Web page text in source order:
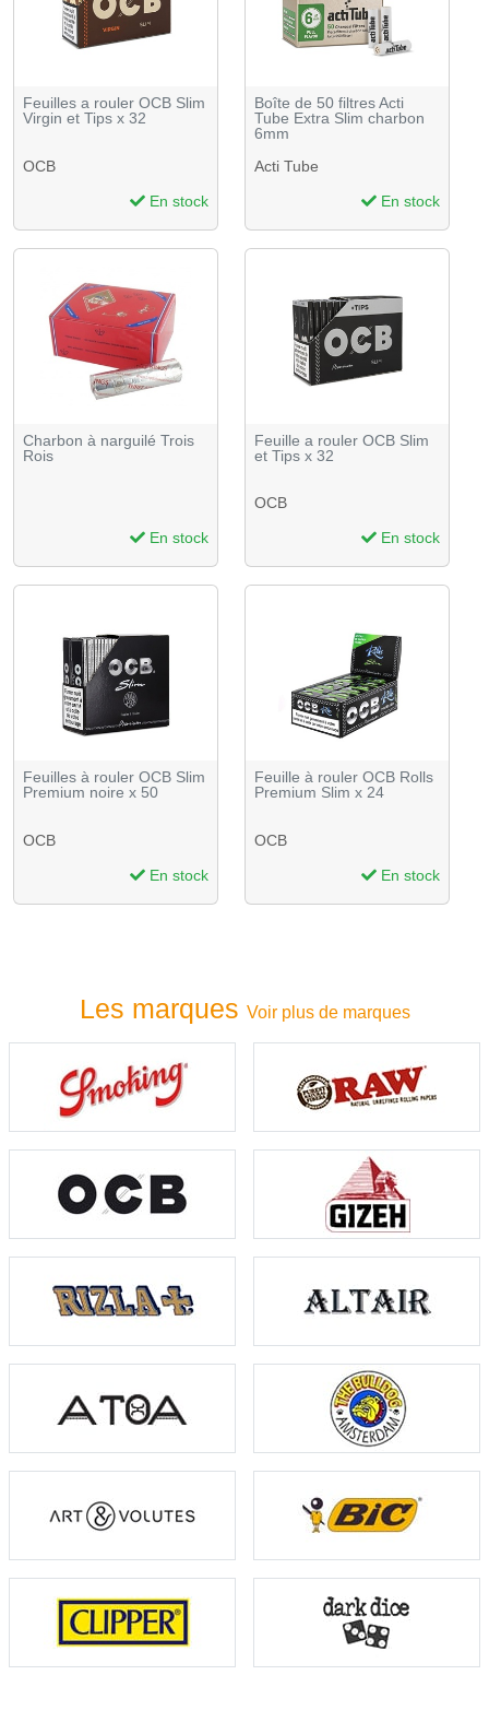
Feuilles a rouler OCB Slim
Virgin et Tips x 32
OCB
En stock
Boîte de 50 filtres Acti
Tube Extra Slim charbon
6mm
Acti Tube
En stock
Charbon à narguilé Trois
Rois
En stock
Feuille a rouler OCB Slim
et Tips x 32
OCB
En stock
Feuilles à rouler OCB Slim
Premium noire x 50
OCB
En stock
Feuille à rouler OCB Rolls
Premium Slim x 24
OCB
En stock
Les marques Voir plus de marques